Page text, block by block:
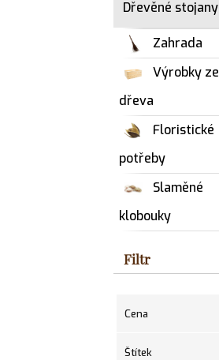
Dřevěné stojany
Zahrada
Výrobky ze
dřeva
Floristické
potřeby
Slaměné
klobouky
Filtr
Cena
Štítek